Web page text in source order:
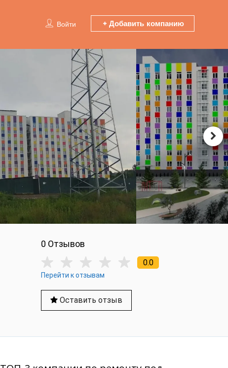
Войти Добавить компанию
0 Отзывов
0.0
Перейти к отзывам
Оставить отзыв